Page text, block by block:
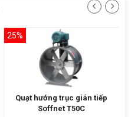
25%
Quạt hướng trục gián tiếp
Soffnet T50C